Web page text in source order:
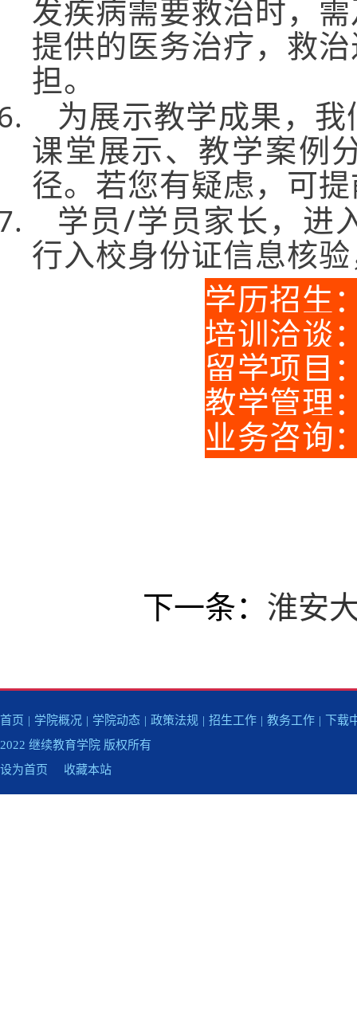
发疾病需要救治时，
提供的医务治疗，救
担。
为展示教学成果，
课堂展示、教学案例
径。若您有疑虑，可
学员/学员家长，进
行入校身份证信息核验
学历招生
培训洽谈
留学项目
教学管理
业务咨询
下一条： 淮安
首页 | 学院概况 | 学院动态 | 政策法规 | 招生工作 | 教务工作 |
下载
2022 继续教育学院 版权所有
设为首页
收藏本站